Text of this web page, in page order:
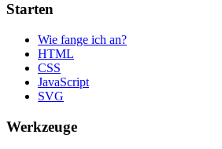
Starten
Wie fange ich an?
HTML
CSS
JavaScript
SVG
Werkzeuge